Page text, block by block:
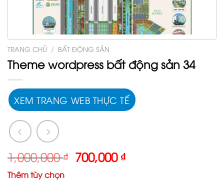
TRANG CHỦ / BẤT ĐỘNG SẢN
Theme wordpress bất động sản 34
XEM TRANG WEB THỰC TẾ
1,000,000₫ Giá
gốc
700,000₫Giá
Thêm tùy chọn